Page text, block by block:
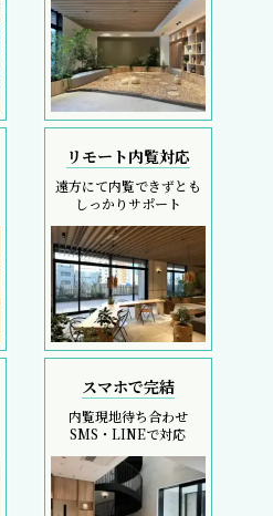
リモート内覧対応
遠方にて内覧できずとも
しっかりサポート
スマホで完結
内覧現地待ち合わせ
SMS・LINEで対応